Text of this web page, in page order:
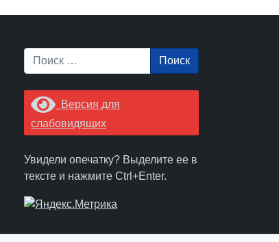
Поиск
Версия для
слабовидящих
Увидели опечатку? Выделите ее в
тексте и нажмите Ctrl+Enter.